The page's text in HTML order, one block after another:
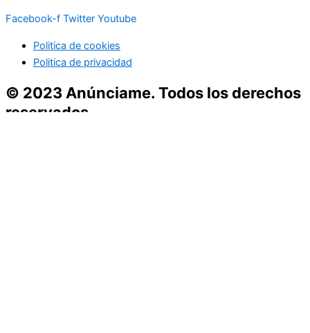
Facebook-f Twitter Youtube
Politica de cookies
Politica de privacidad
© 2023 Anúnciame. Todos los derechos
reservados